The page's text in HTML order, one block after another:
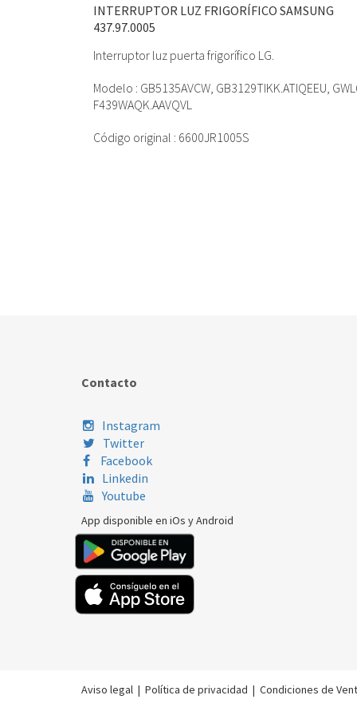
INTERRUPTOR LUZ FRIGORÍFICO SAMSUNG
437.97.0005
Interruptor luz puerta frigorífico LG.
Modelo : GB5135AVCW, GB3129TIKK.ATIQEEU,
F439WAQK.AAVQVL
Código original : 6600JR1005S
Contacto
Instagram
Twitter
Facebook
Linkedin
Youtube
App disponible en iOs y Android
Aviso legal | Política de privacidad | Condiciones de